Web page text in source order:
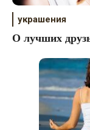
украшения
О лучших